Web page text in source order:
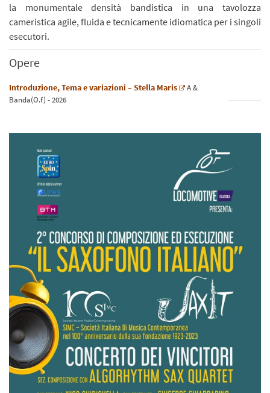
la monumentale densità bandistica in una tavolozza
cameristica agile, fluida e tecnicamente idiomatica per i singoli
esecutori.
Opere
Introduzione, Tema e variazioni – Stella Maris A&
Banda(O.f) - 2026